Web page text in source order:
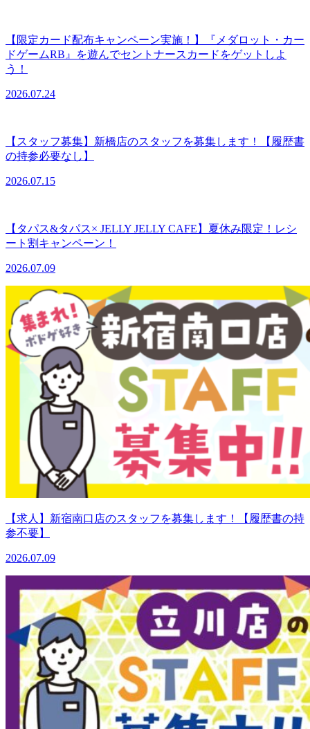
【限定カード配布キャンペーン実施！】『メダロット・カー
ドゲームRB』を遊んでセントナースカードをゲットしよ
う！
2026.07.24
【スタッフ募集】新橋店のスタッフを募集します！【履歴書
の持参必要なし】
2026.07.15
【タパス&タパス× JELLY JELLY CAFE】夏休み限定！レシ
ート割キャンペーン！
2026.07.09
【求人】新宿南口店のスタッフを募集します！【履歴書の持
参不要】
2026.07.09